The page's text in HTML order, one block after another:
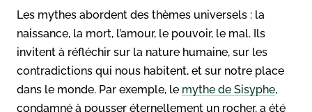
Les mythes abordent des thèmes universels : la
naissance, la mort, l’amour, le pouvoir, le mal. Ils
invitent à réfléchir sur la nature humaine, sur les
contradictions qui nous habitent, et sur notre place
dans le monde. Par exemple, le mythe de Sisyphe,
condamné à pousser éternellement un rocher, a été